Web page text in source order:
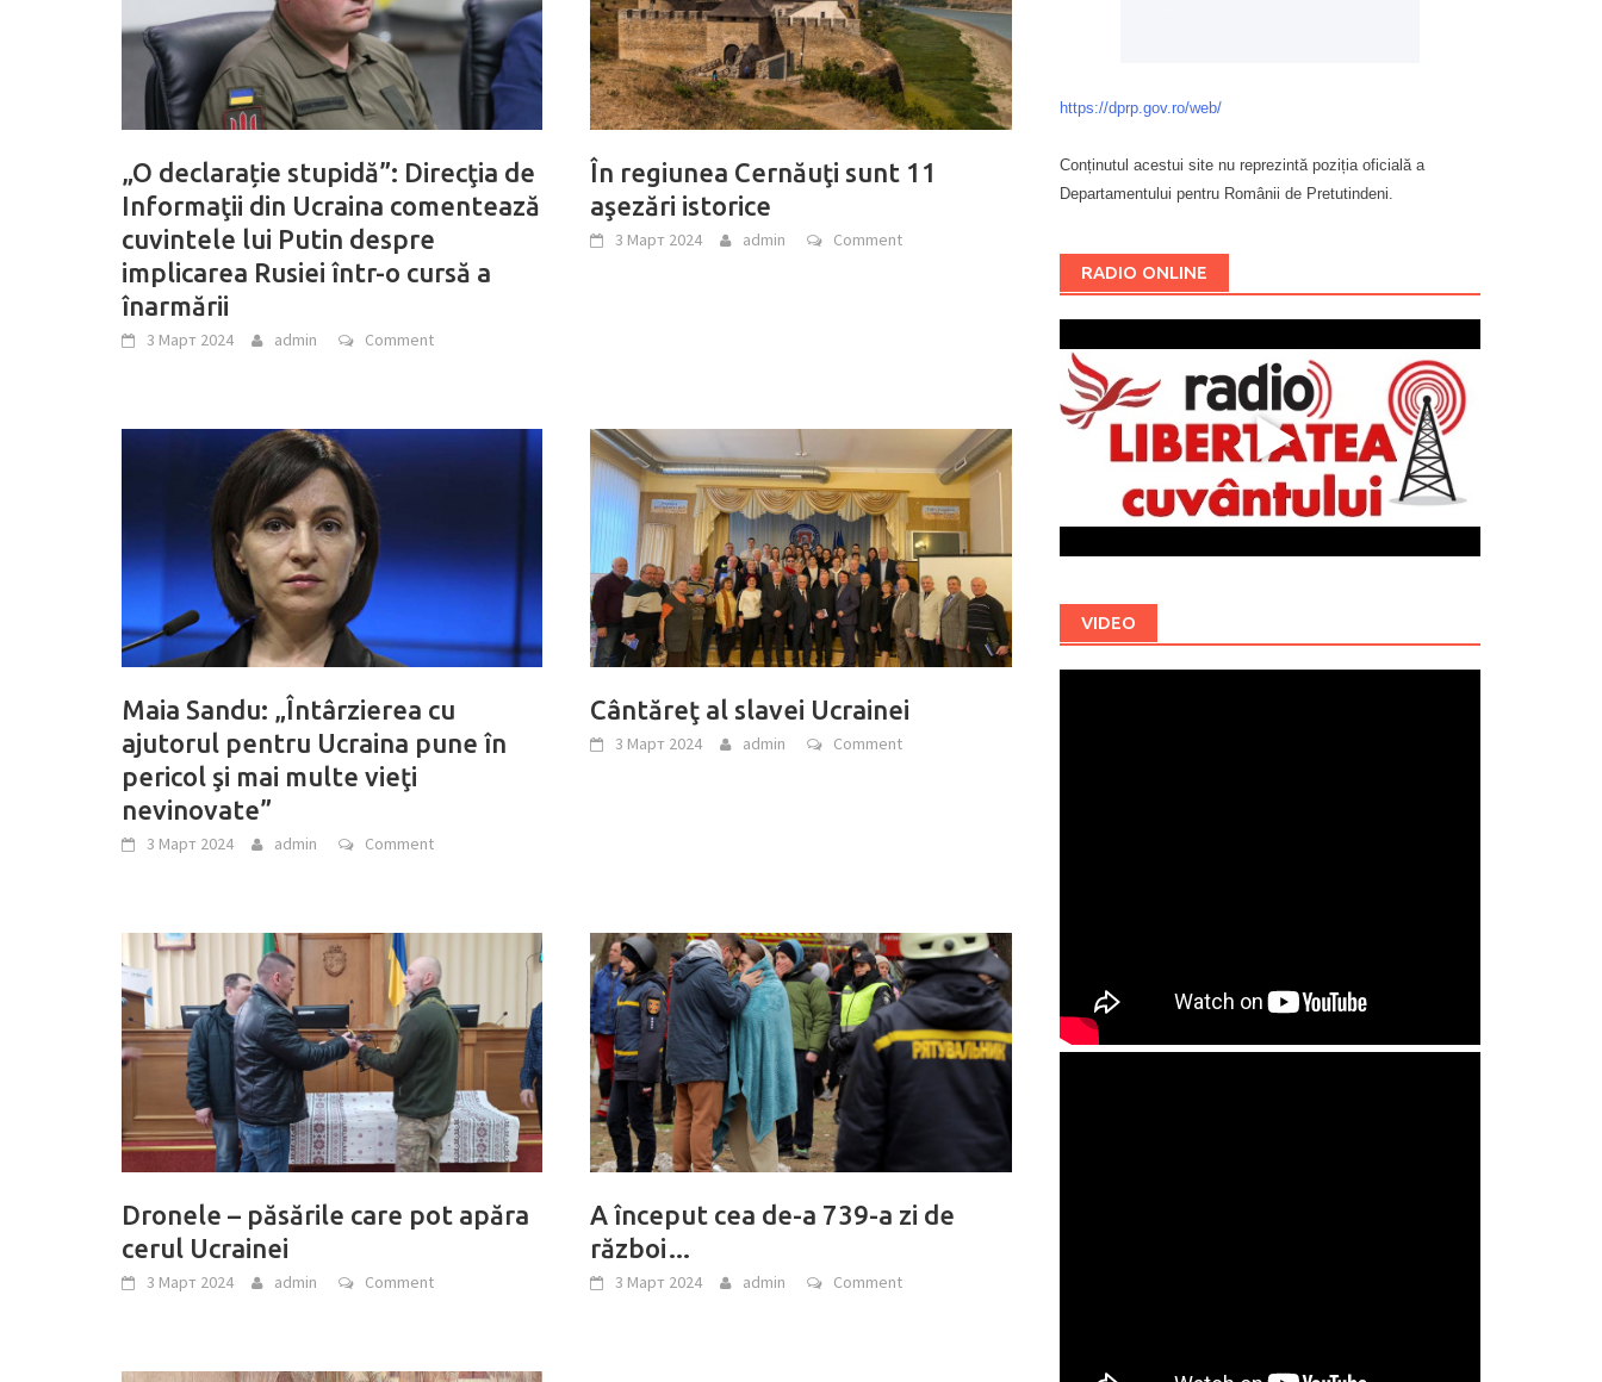
„O declarație stupidă”: Direcţia de
Informaţii din Ucraina comentează
cuvintele lui Putin despre
implicarea Rusiei într-o cursă a
înarmării
3 Март 2024 admin Comment
În regiunea Cernăuţi sunt 11
aşezări istorice
3 Март 2024 admin Comment
Maia Sandu: „Întârzierea cu
ajutorul pentru Ucraina pune în
pericol şi mai multe vieţi
nevinovate”
3 Март 2024 admin Comment
Cântăreţ al slavei Ucrainei
3 Март 2024 admin Comment
Dronele – păsările care pot apăra
cerul Ucrainei
3 Март 2024 admin Comment
A început cea de-a 739-a zi de
război…
3 Март 2024 admin Comment
https://dprp.gov.ro/web/
Conținutul acestui site nu reprezintă poziția oficială a
Departamentului pentru Românii de Pretutindeni.
RADIO ONLINE
VIDEO